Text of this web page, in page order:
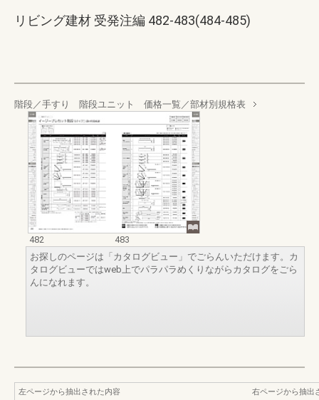
リビング建材 受発注編 482-483(484-485)
階段／手すり 階段ユニット 価格一覧／部材別規格表
482
483
お探しのページは「カタログビュー」でごらんいただけます。カ
タログビューではweb上でパラパラめくりながらカタログをごら
んになれます。
左ページから抽出された内容
右ページから抽出